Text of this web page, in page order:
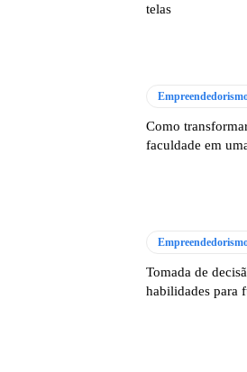
telas
Como
faculdade em
Tomada de
habilidades para